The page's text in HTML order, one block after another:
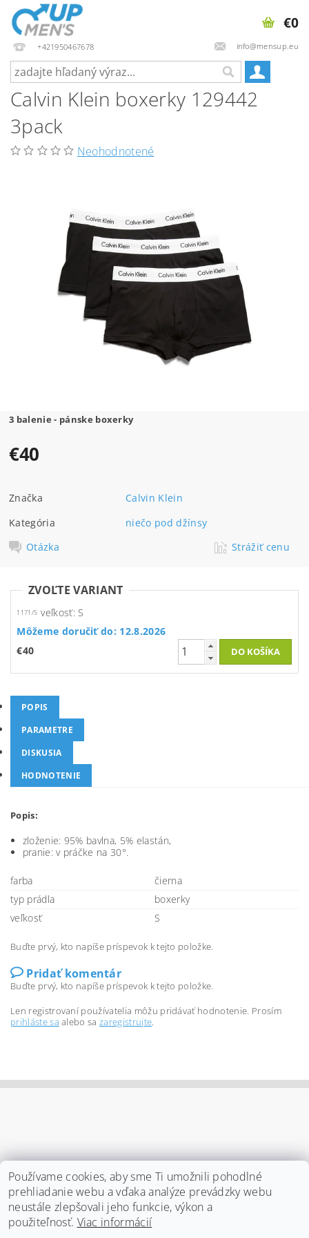
+421950467678 info@mensup.eu
€0
Calvin Klein boxerky 129442
3pack
Neohodnotené
3 balenie - pánske boxerky
€40
Značka
Calvin Klein
Kategória
niečo pod džínsy
Otázka
Strážiť cenu
ZVOĽTE VARIANT
1171/S veľkosť: S
Môžeme doručiť do: 12.8.2026
€40
POPIS
PARAMETRE
DISKUSIA
HODNOTENIE
Popis:
zloženie: 95% bavlna, 5% elastán,
pranie: v práčke na 30°.
farba
čierna
typ prádla
boxerky
veľkosť
S
Buďte prvý, kto napíše príspevok k tejto položke.
Pridať komentár
Buďte prvý, kto napíše príspevok k tejto položke.
Len registrovaní používatelia môžu pridávať hodnotenie. Prosím
prihláste sa alebo sazaregistrujte.
Používame cookies, aby sme Ti umožnili pohodlné
prehliadanie webu a vďaka analýze prevádzky webu
neustále zlepšovali jeho funkcie, výkon a
použiteľnosť. Viac informácií